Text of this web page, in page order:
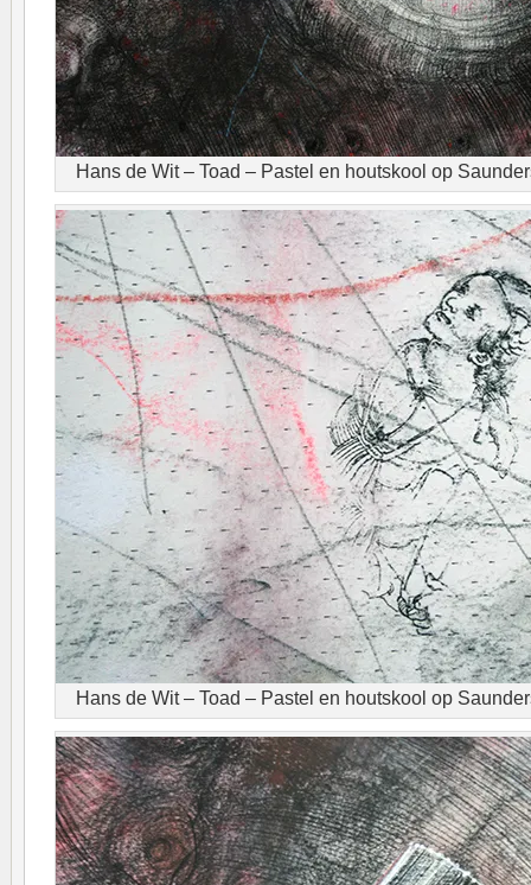
Hans de Wit – Toad – Pastel en houtskool op
Hans de Wit – Toad – Pastel en houtskool op